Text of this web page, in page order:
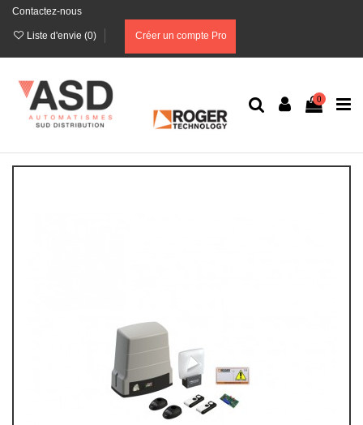
Contactez-nous
Liste d'envie (0) Créer un compte Pro
0